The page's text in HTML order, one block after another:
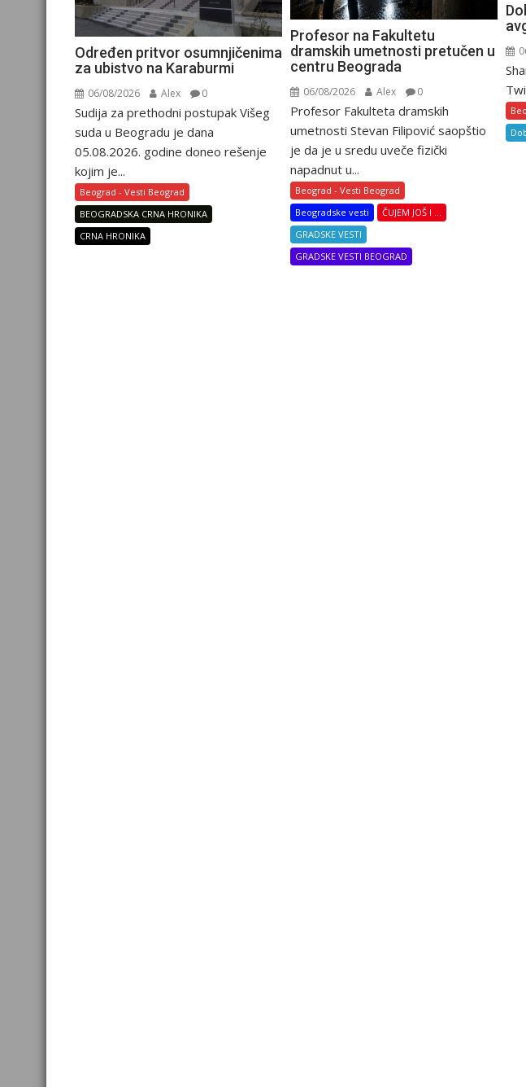
Određen pritvor osumnjičenima
za ubistvo na Karaburmi
06/08/2026 Alex 0
Sudija za prethodni postupak Višeg
suda u Beogradu je dana
05.08.2026. godine doneo rešenje
kojim je...
Beograd - Vesti Beograd
BEOGRADSKA CRNA HRONIKA
CRNA HRONIKA
Profesor na Fakultetu
dramskih umetnosti pretučen u
centru Beograda
06/08/2026 Alex 0
Profesor Fakulteta dramskih
umetnosti Stevan Filipović saopštio
je da je u sredu uveče fizički
napadnut u...
Beograd - Vesti Beograd
Beogradske vesti
ČUJEM JOŠ I ...
GRADSKE VESTI
GRADSKE VESTI BEOGRAD